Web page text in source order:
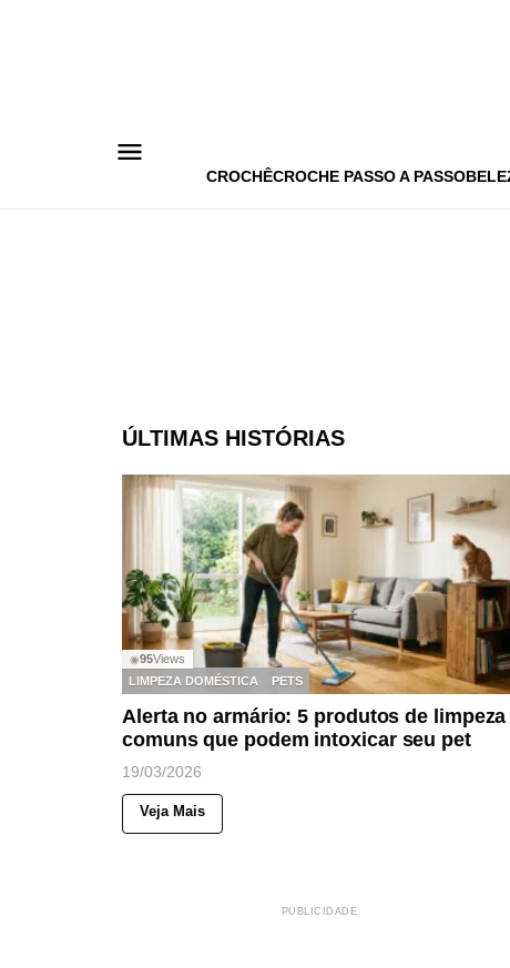
CROCHÊCROCHE PASSO A PASSO
ÚLTIMAS HISTÓRIAS
◉95Views
LIMPEZA DOMÉSTICA
PETS
Alerta no armário: 5 produtos de limpeza
comuns que podem intoxicar seu pet
19/03/2026
Veja Mais
PUBLICIDADE